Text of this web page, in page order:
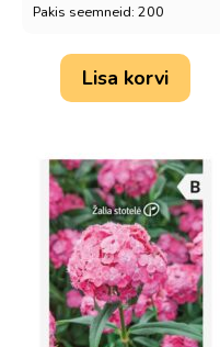
Pakis seemneid: 200
Lisa korvi